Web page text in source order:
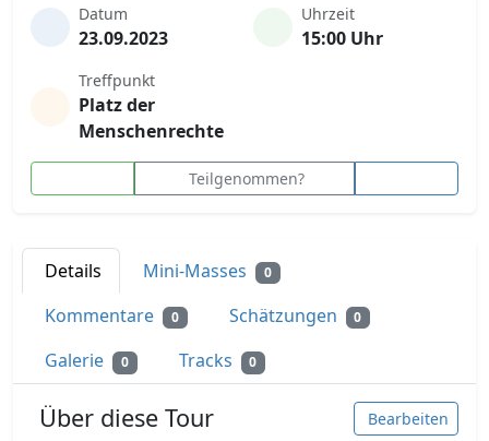
Datum
23.09.2023
Uhrzeit
15:00 Uhr
Treffpunkt
Platz der
Menschenrechte
Teilgenommen?
Details Mini-Masses 0
Kommentare 0 Schätzungen 0
Galerie 0 Tracks 0
Über diese Tour Bearbeiten